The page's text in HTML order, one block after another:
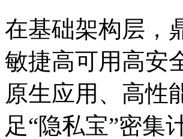
在基础架构层
敏捷高可用高安全
原生应用、高
足“隐私宝”密集